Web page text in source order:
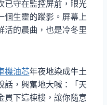
已守在監控屏前，眼光
個生靈的蹤影。屏幕上
活的晨曲，也是冷冬里
機油芯年夜地染成牛土
話，興奮地大喊：「天
買下這棟樓，讓你隨意